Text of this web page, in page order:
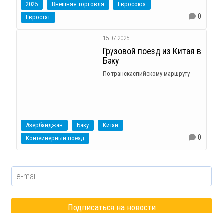
2025 Внешняя торговля
Евросоюз
Евростат
0
15.07.2025
Грузовой поезд из Китая в
Баку
По транскаспийскому маршруту
Азербайджан Баку
Китай
Контейнерный поезд
0